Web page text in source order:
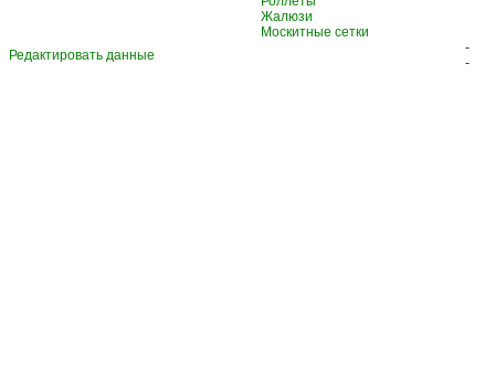
Жалюзи
Москитные сетки
Редактировать данные
-
-